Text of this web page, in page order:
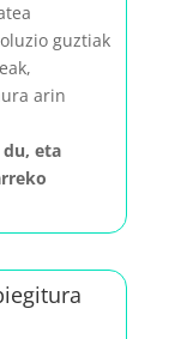
guztiak
arin
eta